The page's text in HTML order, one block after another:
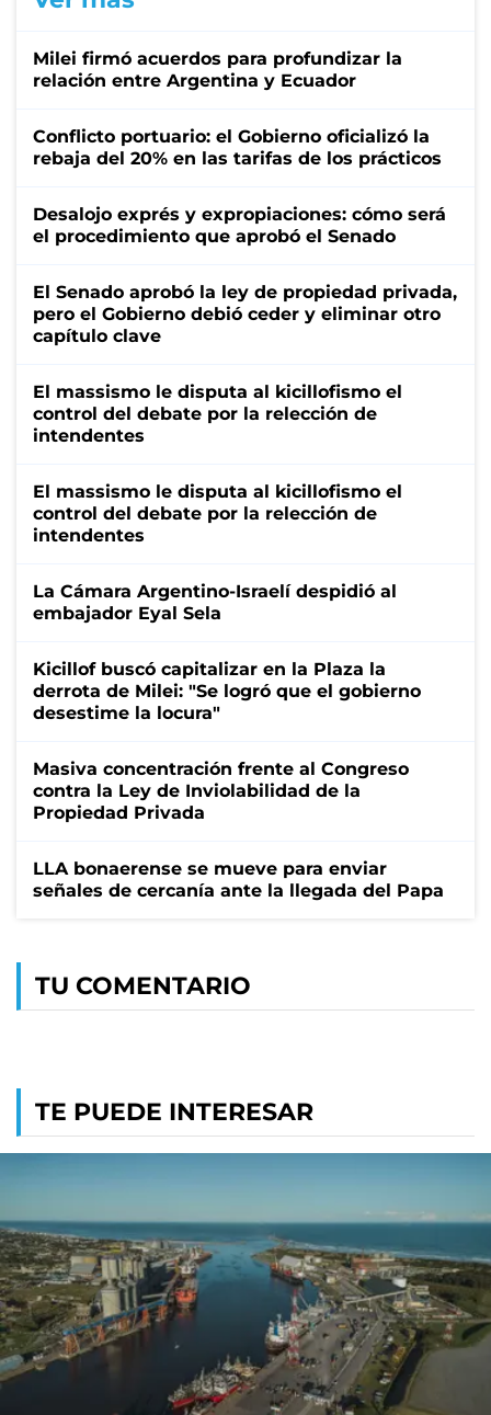
Milei firmó acuerdos para profundizar la
relación entre Argentina y Ecuador
Conflicto portuario: el Gobierno oficializó la
rebaja del 20% en las tarifas de los prácticos
Desalojo exprés y expropiaciones: cómo será
el procedimiento que aprobó el Senado
El Senado aprobó la ley de propiedad privada,
pero el Gobierno debió ceder y eliminar otro
capítulo clave
El massismo le disputa al kicillofismo el
control del debate por la relección de
intendentes
El massismo le disputa al kicillofismo el
control del debate por la relección de
intendentes
La Cámara Argentino-Israelí despidió al
embajador Eyal Sela
Kicillof buscó capitalizar en la Plaza la
derrota de Milei: "Se logró que el gobierno
desestime la locura"
Masiva concentración frente al Congreso
contra la Ley de Inviolabilidad de la
Propiedad Privada
LLA bonaerense se mueve para enviar
señales de cercanía ante la llegada del Papa
TU COMENTARIO
TE PUEDE INTERESAR